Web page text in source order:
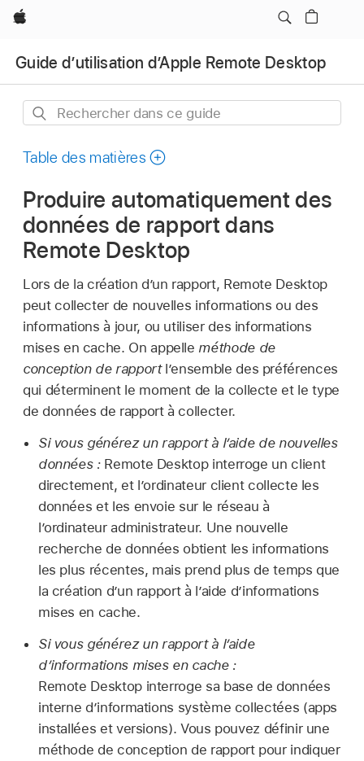
Apple
Guide d’utilisation d’Apple Remote Desktop
Rechercher
ce
Table des matières
Produire automatiquement des
données de rapport dans
Remote Desktop
Lors de la création d’un rapport, Remote Desktop
peut collecter de nouvelles informations ou des
informations à jour, ou utiliser des informations
mises en cache. On appelle méthode de
conception de rapportl’ensemble des préférences
qui déterminent le moment de la collecte et le type
de données de rapport à collecter.
Si vous générez un rapport à l’aide de nouvelles
données :Remote Desktop interroge un client
directement, et l’ordinateur client collecte les
données et les envoie sur le réseau à
l’ordinateur administrateur. Une nouvelle
recherche de données obtient les informations
les plus récentes, mais prend plus de temps que
la création d’un rapport à l’aide d’informations
mises en cache.
Si vous générez un rapport à l’aide
d’informations mises en cache :
Remote Desktop interroge sa base de données
interne d’informations système collectées (apps
installées et versions). Vous pouvez définir une
méthode de conception de rapport pour indiquer